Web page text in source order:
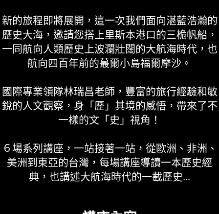
新的旅程即將展開，這一次我們面向湛藍浩瀚的
歷史大海，邀請您搭上里斯本港口的三桅帆船，
一同航向人類歷史上波瀾壯闊的大航海時代，也
航向四百年前的蕞爾小島福爾摩沙。
國際專業領隊林瑞昌老師，豐富的旅行經驗和敏
銳的人文觀察，身「歷」其境的感悟，帶來了不
一樣的文「史」視角！
６場系列講座，一站接著一站，從歐洲、非洲、
美洲到東亞的台灣，每場講座導讀一本歷史經
典，也講述大航海時代的一截歷史...